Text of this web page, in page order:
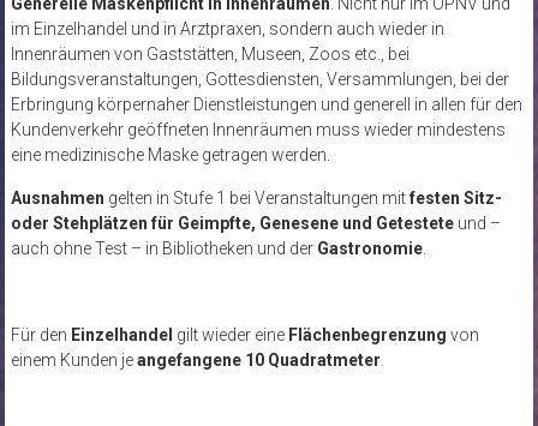
im Einzelhandel und in Arztpraxen, sondern auch wieder in
Innenräumen von Gaststätten, Museen, Zoos etc., bei
Bildungsveranstaltungen, Gottesdiensten, Versammlungen, bei der
Erbringung körpernaher Dienstleistungen und generell in allen für den
Kundenverkehr geöffneten Innenräumen muss wieder mindestens
eine medizinische Maske getragen werden.
Ausnahmen gelten in Stufe 1 bei Veranstaltungen mitfesten Sitz-
oder Stehplätzen für Geimpfte, Genesene und Getesteteund –
auch ohne Test – in Bibliotheken und der Gastronomie.
Für den Einzelhandel gilt wieder eine Flächenbegrenzung von
einem Kunden jeangefangene 10 Quadratmeter